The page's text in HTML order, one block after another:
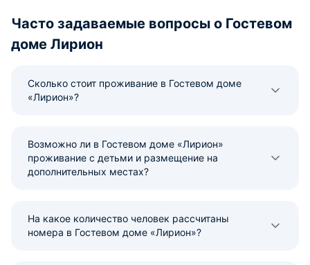
Часто задаваемые вопросы о Гостевом
доме Лирион
Сколько стоит проживание в Гостевом доме
«Лирион»?
Возможно ли в Гостевом доме «Лирион»
проживание с детьми и размещение на
дополнительных местах?
На какое количество человек рассчитаны
номера в Гостевом доме «Лирион»?